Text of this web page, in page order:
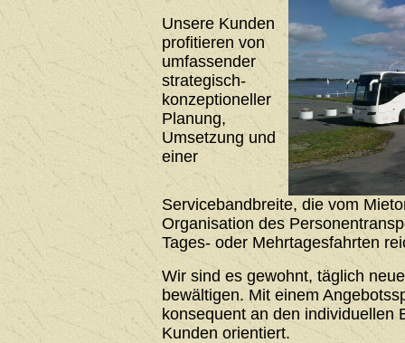
Unsere Kunden
profitieren von
umfassender
strategisch-
konzeptioneller
Planung,
Umsetzung und
einer
Servicebandbreite, die vom
Organisation des
Tages- oder Mehrtagesfahrten
Wir sind es gewohnt, täglich
bewältigen. Mit einem
konsequent an den individuellen
Kunden orientiert.